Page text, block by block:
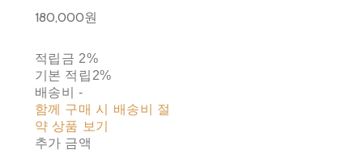
180,000원
적립금 2%
기본 적립 2%
배송비-
함께 구매 시 배송비 절
약 상품 보기
추가 금액